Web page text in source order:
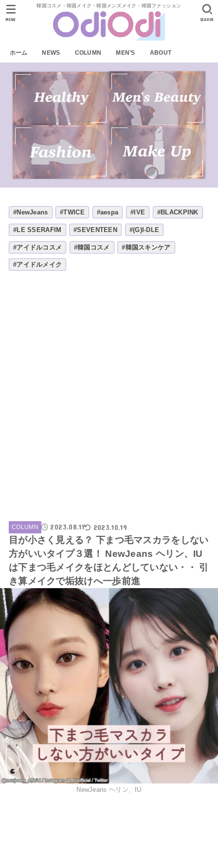
韓国コスメ・韓国メイク・韓国メンズメイク・韓国ファッション
ホーム NEWS COLUMN MEN’S ABOUT
SEARCH
MENU
#NewJeans #TWICE #aespa #IVE #BLACKPINK
#LE SSERAFIM #SEVENTEEN #(G)I-DLE
#アイドルコスメ #韓国コスメ #韓国スキンケア
#アイドルメイク
COLUMN 2023.08.11 2023.10.19
目が小さく見える？ 下まつ毛マスカラをしない
方がいいタイプ３選！ NewJeans ヘリン、IU
は下まつ毛メイクをほとんどしていない・・ 引
き算メイクで垢抜けへ一歩前進
NewJeans ヘリン、IU